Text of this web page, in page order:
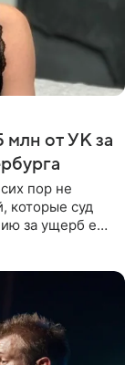
млн от УК за
пор не
которые суд
за ущерб ее